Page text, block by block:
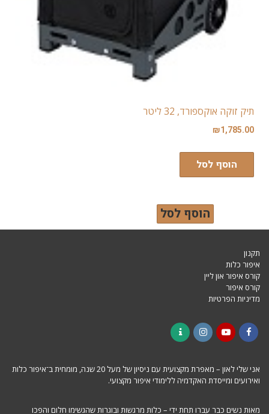
הוסף לסל
תיק זוקה אוקספורד, 32 ליטר
₪1,785.00
הוסף לסל
תקנון
איפור כלות
קורס איפור און ליין
קורס איפור
מדיניות הפרטיות
אני שלי לאון – מאפרת מקצועית עם ניסיון של מעל 20 שנה, מומחית ב־איפור כלות
ואירועים ומייסדת האקדמיה ללימודי איפור מקצועי.
מאות נשים כבר עברו תחת ידי – כלות מרגשות ובוגרות שהגשימו חלום והפכו